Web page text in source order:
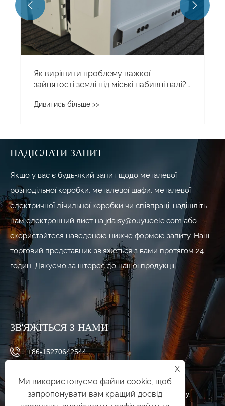
Як вирішити проблему важкої
зайнятості землі під міські набивні палі?
нержавіючої сталі встановлюється над
Дивитись більше >>
 
НАДІСЛАТИ ЗАПИТ
Якщо у вас є будь-який запит щодо металевої
розподільної коробки, металевої шафи, металевої
електричної лічильної коробки чи співпраці, надішліть
нам електронний лист на jdaisy@ouyueele.com або
скористайтеся наведеною нижче формою запиту. Наш
торговий представник зв'яжеться з вами протягом 24
годин. Дякуємо за інтерес до нашої продукції.
ЗВ'ЯЖІТЬСЯ З НАМИ
+86-15270642544
No. 620, Chezhan Road, Liushi Town, Yueqing City,
X
Ми використовуємо файли cookie, щоб
запропонувати вам кращий досвід